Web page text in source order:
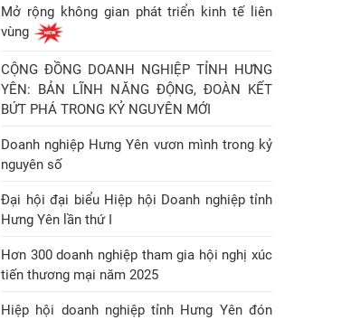
Mở rộng không gian phát triển kinh tế liên
vùng
CỘNG ĐỒNG DOANH NGHIỆP TỈNH HƯNG
YÊN: BẢN LĨNH NĂNG ĐỘNG, ĐOÀN KẾT
BỨT PHÁ TRONG KỶ NGUYÊN MỚI
Doanh nghiệp Hưng Yên vươn mình trong kỷ
nguyên số
Đại hội đại biểu Hiệp hội Doanh nghiệp tỉnh
Hưng Yên lần thứ I
Hơn 300 doanh nghiệp tham gia hội nghị xúc
tiến thương mại năm 2025
Hiệp hội doanh nghiệp tỉnh Hưng Yên đón